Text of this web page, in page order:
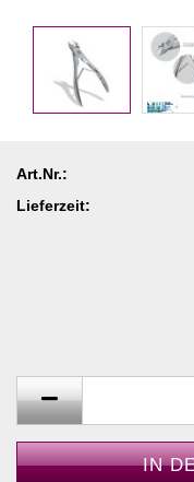
Art.Nr.:
Lieferzeit: